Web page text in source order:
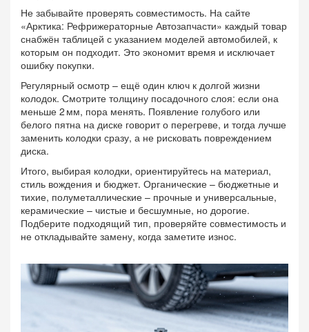
Не забывайте проверять совместимость. На сайте
«Арктика: Рефрижераторные Автозапчасти» каждый товар
снабжён таблицей с указанием моделей автомобилей, к
которым он подходит. Это экономит время и исключает
ошибку покупки.
Регулярный осмотр – ещё один ключ к долгой жизни
колодок. Смотрите толщину посадочного слоя: если она
меньше 2 мм, пора менять. Появление голубого или
белого пятна на диске говорит о перегреве, и тогда лучше
заменить колодки сразу, а не рисковать повреждением
диска.
Итого, выбирая колодки, ориентируйтесь на материал,
стиль вождения и бюджет. Органические – бюджетные и
тихие, полуметаллические – прочные и универсальные,
керамические – чистые и бесшумные, но дорогие.
Подберите подходящий тип, проверяйте совместимость и
не откладывайте замену, когда заметите износ.